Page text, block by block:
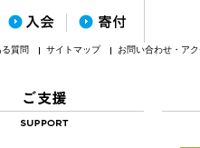
る質問 サイトマップ お問い合わせ・アク